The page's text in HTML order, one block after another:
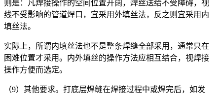
则是：凡焊接操作的空间位置开阔，焊丝送给不受障碍，视
线不受影响的管道焊口，宜采用外填丝法，反之则宜采用内
填丝法。
实际上，所谓内填丝法也不是整条焊缝全部采用，通常只在
困难位置才采用。内外填丝的操作方法应相互结合，视焊接
操作方便而选定。
（9）其他要求。打底层焊缝在焊接过程中或焊完后，如发